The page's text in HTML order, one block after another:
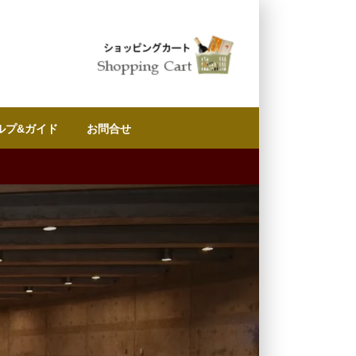
プ&ガイド お問合せ